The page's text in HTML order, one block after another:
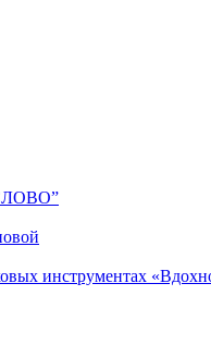
инструментах